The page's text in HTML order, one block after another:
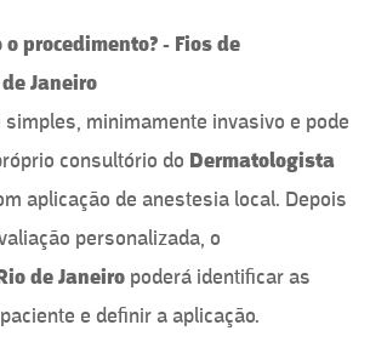
o procedimento? - Fios de
Janeiro
simples, minimamente invasivo e pode
consultório do Dermatologista
aplicação de anestesia local. Depois
personalizada, o
de Janeiro poderá identificar as
e definir a aplicação.